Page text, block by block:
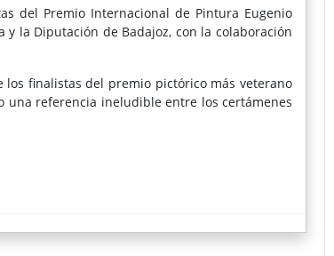
del Premio Internacional de Pintura Eugenio
la Diputación de Badajoz, con la colaboración
finalistas del premio pictórico más veterano
una referencia ineludible entre los certámenes